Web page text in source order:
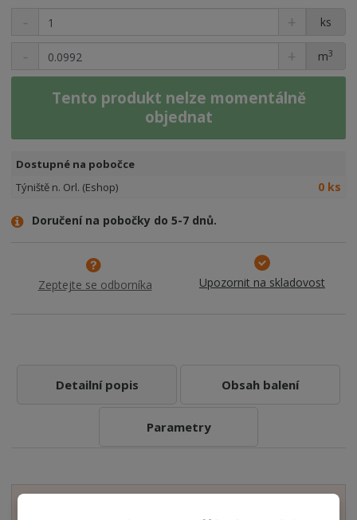
ks
m3
Tento produkt nelze momentálně
objednat
Dostupné na pobočce
Týniště n. Orl. (Eshop)
0 ks
Doručení na pobočky do 5-7 dnů.
Zeptejte se odborníka Upozornit na skladovost
Detailní popis Obsah balení
Parametry